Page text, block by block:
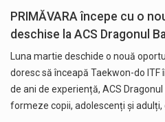
PRIMĂVARA începe cu o
deschise la ACS Dragonul
Luna martie deschide o nouă
doresc să înceapă Taekwon-do ITF
de ani de experiență, ACS
formeze copii, adolescenți și